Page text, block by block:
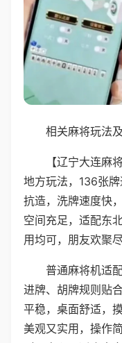
相关麻将玩法
【辽宁大连麻
地方玩法，136张
抗造，洗牌速度快
空间充足，适配东
用均可，朋友欢聚尽
普通麻将机适
进牌、胡牌规则贴
平稳，桌面舒适，
美观又实用，操作